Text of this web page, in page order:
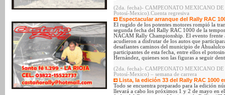
(2da. fecha)- CAMPEONATO MEXICANO
Potosí-Mexico).Cuenta regresiva
Espectacular arranque del Rally RAC
El rugido de los potentes motores rompió la
segunda fecha del Rally RAC 1000 de la
NACAM Rally Championship. El evento frente
acudieron a disfrutar de los autos que
desafiantes caminos del municipio de
participantes de esta fecha, entre ellos el
Hernández, quienes son las figuras a seguir
(2da. fecha)- CAMPEONATO MEXICANO
Potosí-Mexico) – semana de carrera
Lista, la edición 33 del Rally RAC 1000
Todo se encuentra preparado para la edición
llevará a cabo los próximos 1 y 2 de mayo en